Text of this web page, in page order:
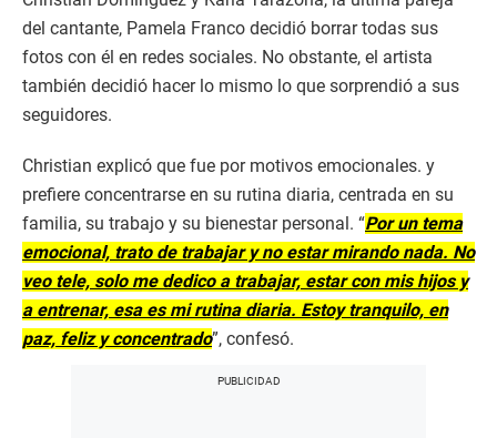
del cantante, Pamela Franco decidió borrar todas sus
fotos con él en redes sociales. No obstante, el artista
también decidió hacer lo mismo lo que sorprendió a sus
seguidores.
Christian explicó que fue por motivos emocionales. y
prefiere concentrarse en su rutina diaria, centrada en su
familia, su trabajo y su bienestar personal. “Por un tema
emocional, trato de trabajar y no estar mirando nada. No
veo tele, solo me dedico a trabajar, estar con mis hijos y
a entrenar, esa es mi rutina diaria. Estoy tranquilo, en
paz, feliz y concentrado”, confesó.